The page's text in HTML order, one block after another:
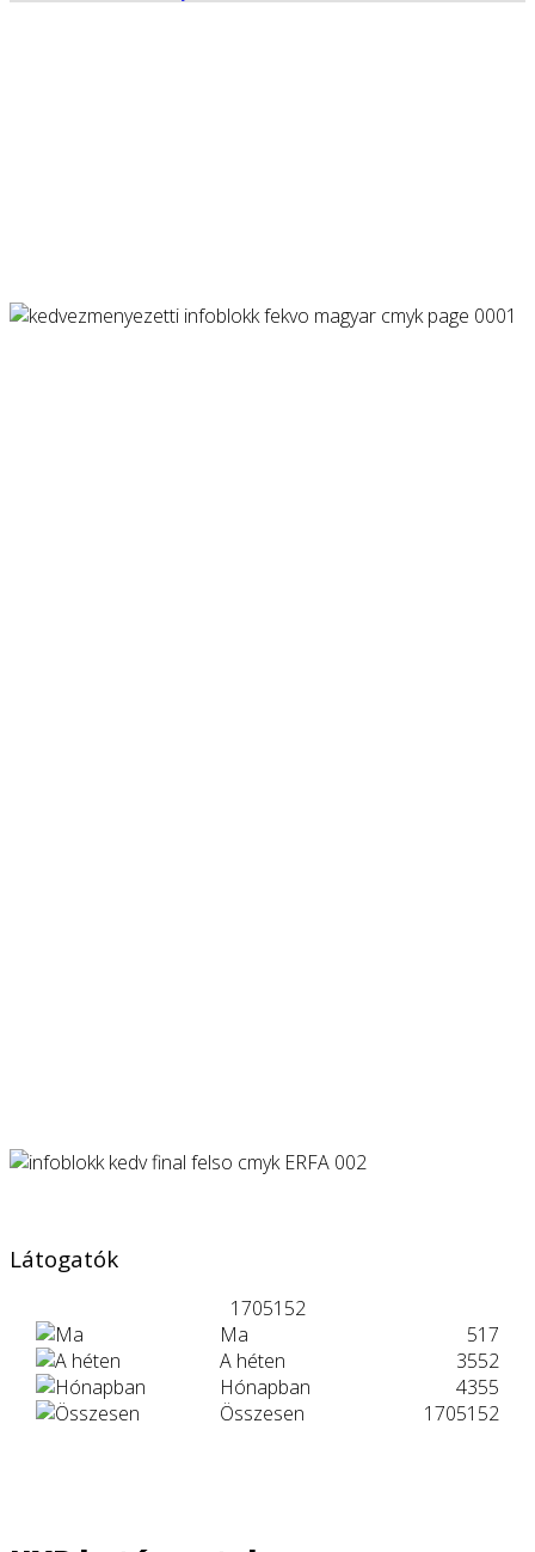
Látogatók
1705152
Ma
517
A héten
3552
Hónapban
4355
Összesen
1705152